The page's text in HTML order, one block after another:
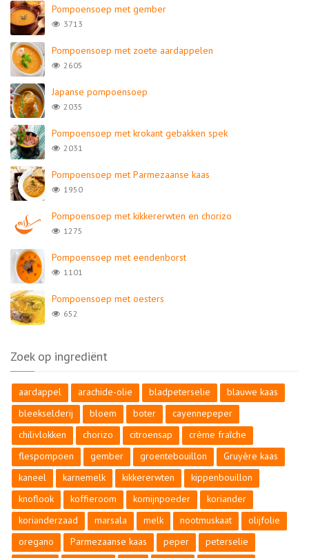
Pompoensoep met gember
3713
Pompoensoep met zoete aardappelen
2605
Japanse pompoensoep
2035
Pompoensoep met krokant gebakken spek
2031
Pompoensoep met Parmezaanse kaas
1950
Pompoensoep met kikkererwten en chorizo
1275
Pompoensoep met eendenborst
1101
Pompoensoep met oesters
652
Zoek op ingrediënt
aardappel arachide-olie bladpeterselie
blauwe kaas
bleekselderij
bloem boter
cayennepeper
chilivlokken
chorizo citroensap
crème fraîche
flespompoen
gember groentebouillon
Gruyère kaas
kaneel
karnemelk kikkererwten
kippenbouillon
knoflook
koffieroom komijnpoeder
koriander
korianderzaad
marsala melk nootmuskaat
olijfolie
oregano
Parmezaanse kaas peper
peterselie